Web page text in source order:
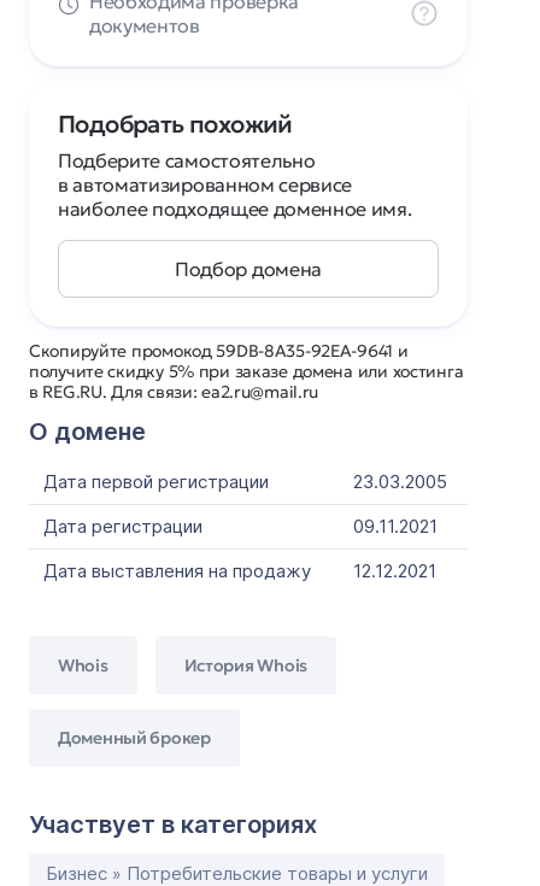
Скопируйте промокод 59DB-8A35-92EA-9641 и
получите скидку 5% при заказе домена или хостинга
в REG.RU. Для связи: ea2.ru@mail.ru
О домене
Дата первой регистрации
23.03.2005
Дата регистрации
09.11.2021
Дата выставления на продажу
12.12.2021
Whois История Whois
Доменный брокер
Участвует в категориях
Бизнес » Потребительские товары и услуги
документов
Подобрать похожий
Подберите самостоятельно
в автоматизированном сервисе
наиболее подходящее доменное имя.
Подбор домена